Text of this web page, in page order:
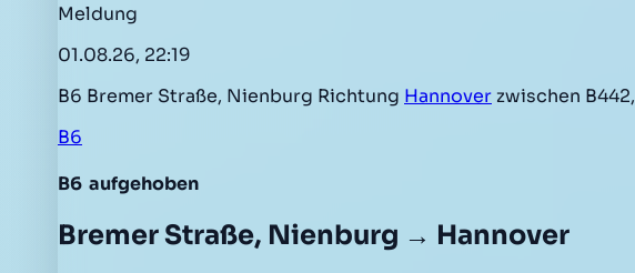
Meldung
01.08.26, 22:19
B6 Bremer Straße, Nienburg Richtung Hannover zwischen B442,
B6
B6 aufgehoben
Bremer Straße, Nienburg → Hannover